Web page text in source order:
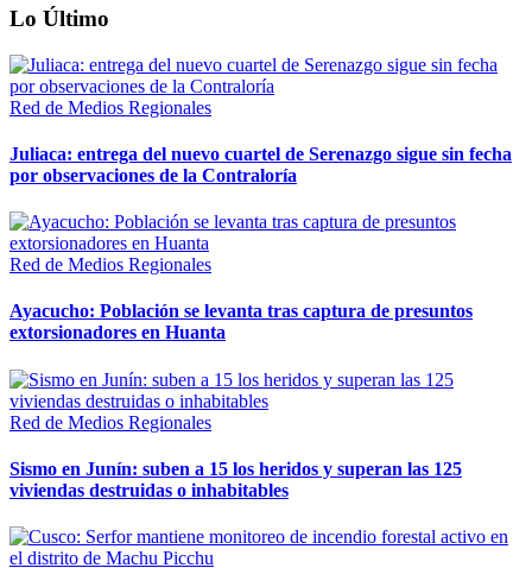
Lo Último
Red de Medios Regionales
Juliaca: entrega del nuevo cuartel de Serenazgo sigue sin fecha
por observaciones de la Contraloría
Red de Medios Regionales
Ayacucho: Población se levanta tras captura de presuntos
extorsionadores en Huanta
Red de Medios Regionales
Sismo en Junín: suben a 15 los heridos y superan las 125
viviendas destruidas o inhabitables